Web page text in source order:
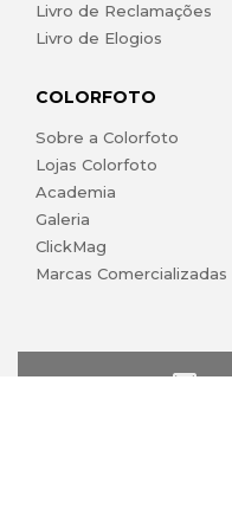
Livro de Reclamações
Livro de Elogios
COLORFOTO
Sobre a Colorfoto
Lojas Colorfoto
Academia
Galeria
ClickMag
Marcas Comercializadas